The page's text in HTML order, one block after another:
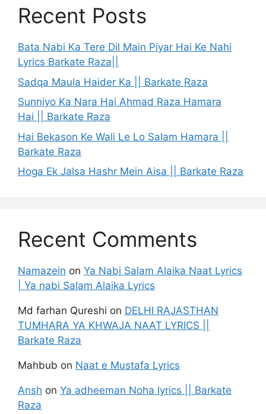
Recent Posts
Bata Nabi Ka Tere Dil Main Piyar Hai Ke Nahi
Lyrics Barkate Raza||
Sadqa Maula Haider Ka || Barkate Raza
Sunniyo Ka Nara Hai Ahmad Raza Hamara
Hai || Barkate Raza
Hai Bekason Ke Wali Le Lo Salam Hamara ||
Barkate Raza
Hoga Ek Jalsa Hashr Mein Aisa || Barkate Raza
Recent Comments
Namazein on Ya Nabi Salam Alaika Naat Lyrics
| Ya nabi Salam Alaika Lyrics
Md farhan Qureshi on DELHI RAJASTHAN
TUMHARA YA KHWAJA NAAT LYRICS ||
Barkate Raza
Mahbub on Naat e Mustafa Lyrics
Ansh on Ya adheeman Noha lyrics || Barkate
Raza